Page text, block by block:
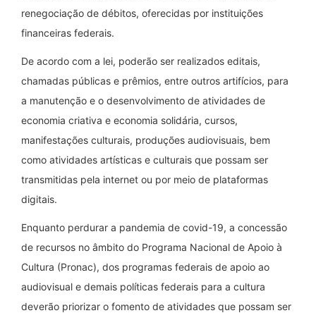
renegociação de débitos, oferecidas por instituições
financeiras federais.
De acordo com a lei, poderão ser realizados editais,
chamadas públicas e prêmios, entre outros artifícios, para
a manutenção e o desenvolvimento de atividades de
economia criativa e economia solidária, cursos,
manifestações culturais, produções audiovisuais, bem
como atividades artísticas e culturais que possam ser
transmitidas pela internet ou por meio de plataformas
digitais.
Enquanto perdurar a pandemia de covid-19, a concessão
de recursos no âmbito do Programa Nacional de Apoio à
Cultura (Pronac), dos programas federais de apoio ao
audiovisual e demais políticas federais para a cultura
deverão priorizar o fomento de atividades que possam ser